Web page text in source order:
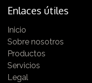
Enlaces útiles
Inicio
Sobre nosotros
Productos
Servicios
Legal